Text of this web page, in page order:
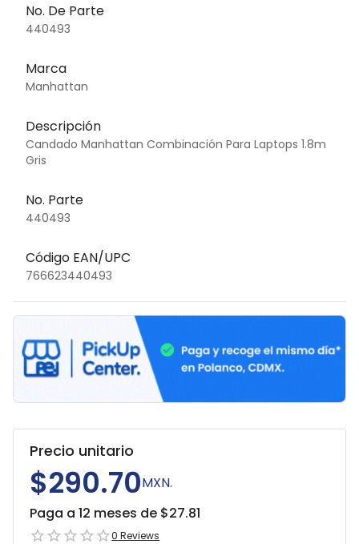
No. De Parte
440493
Marca
Manhattan
Descripción
Candado Manhattan Combinación Para Laptops 1.8m
Gris
No. Parte
440493
Código EAN/UPC
766623440493
Precio unitario
$290.70MXN.
Paga a 12 meses de $27.81
0 Reviews